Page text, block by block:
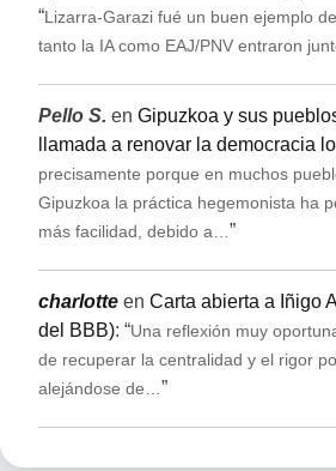
“Lizarra-Garazi fué un buen ejemplo
tanto la IA como EAJ/PNV entraron
Pello S. en Gipuzkoa y sus
llamada a renovar la democracia
precisamente porque en muchos
Gipuzkoa la práctica hegemonista ha
más facilidad, debido a…”
charlotte en Carta abierta a Iñigo
del BBB): “Una reflexión muy
de recuperar la centralidad y el rigor
alejándose de…”